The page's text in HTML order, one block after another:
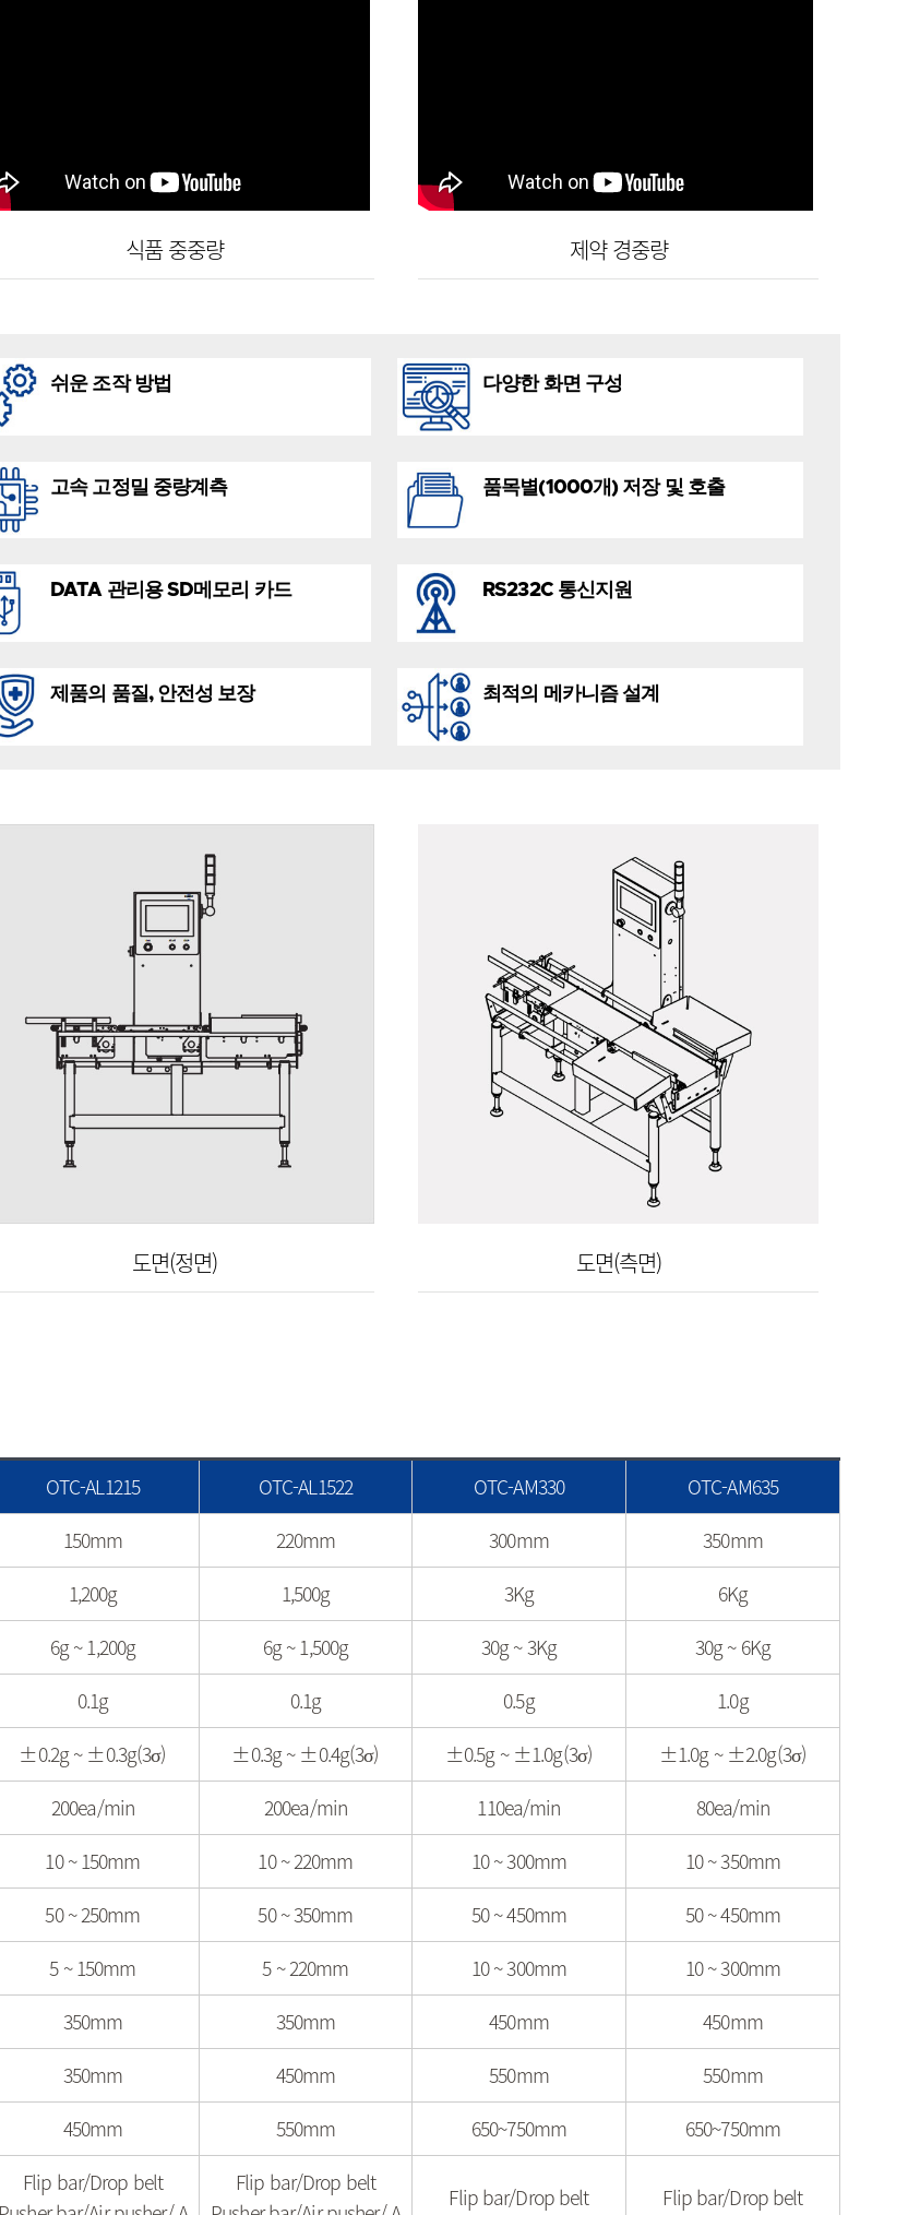
식품 중중량 제약 경중량
쉬운 조작 방법 다양한 화면 구성
고속 고정밀 중량계측 품목별(1000개) 저장 및 호출
DATA 관리용 SD메모리 카드 RS232C 통신지원
제품의 품질, 안전성 보장 최적의 메카니즘 설계
도면(정면) 도면(측면)
OTC-AL1215 OTC-AL1522 OTC-AM330
OTC-AM635
150mm 220mm 300mm
350mm
1,200g 1,500g 3Kg
6Kg
6g ~ 1,200g 6g ~ 1,500g 30g ~ 3Kg
30g ~ 6Kg
0.1g 0.1g 0.5g
1.0g
±0.2g ~ ±0.3g(3σ) ±0.3g ~ ±0.4g(3σ) ±0.5g ~ ±1.0g(3σ)
±1.0g ~ ±2.0g(3σ)
200ea/min 200ea/min 110ea/min 80ea/min
10 ~ 150mm 10 ~ 220mm 10 ~ 300mm
10 ~ 350mm
50 ~ 250mm 50 ~ 350mm 50 ~ 450mm
50 ~ 450mm
5 ~ 150mm 5 ~ 220mm 10 ~ 300mm 10 ~ 300mm
350mm 350mm 450mm
450mm
350mm 450mm 550mm
550mm
450mm 550mm 650~750mm 650~750mm
Flip bar/Drop belt
Flip bar/Drop belt
Flip bar/Drop belt
Flip bar/Drop belt